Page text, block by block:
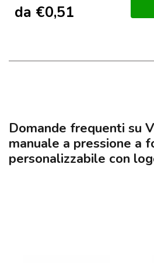
da €0,51
Domande frequenti su
manuale a pressione a
personalizzabile con